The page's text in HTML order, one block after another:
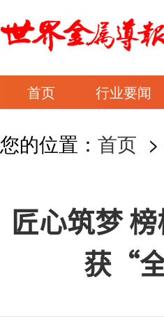
首页 行业要闻
您的位置： 首页 >
匠心筑梦
获“